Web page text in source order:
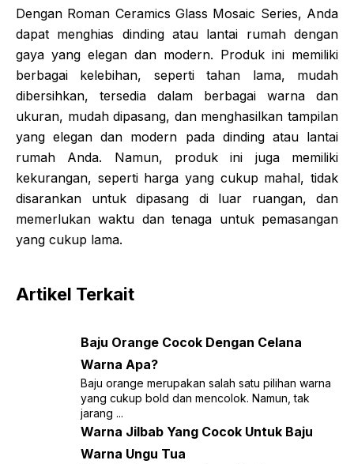
Dengan Roman Ceramics Glass Mosaic Series, Anda
dapat menghias dinding atau lantai rumah dengan
gaya yang elegan dan modern. Produk ini memiliki
berbagai kelebihan, seperti tahan lama, mudah
dibersihkan, tersedia dalam berbagai warna dan
ukuran, mudah dipasang, dan menghasilkan tampilan
yang elegan dan modern pada dinding atau lantai
rumah Anda. Namun, produk ini juga memiliki
kekurangan, seperti harga yang cukup mahal, tidak
disarankan untuk dipasang di luar ruangan, dan
memerlukan waktu dan tenaga untuk pemasangan
yang cukup lama.
Artikel Terkait
Baju Orange Cocok Dengan Celana
Warna Apa?
Baju orange merupakan salah satu pilihan warna
yang cukup bold dan mencolok. Namun, tak
jarang ...
Warna Jilbab Yang Cocok Untuk Baju
Warna Ungu Tua